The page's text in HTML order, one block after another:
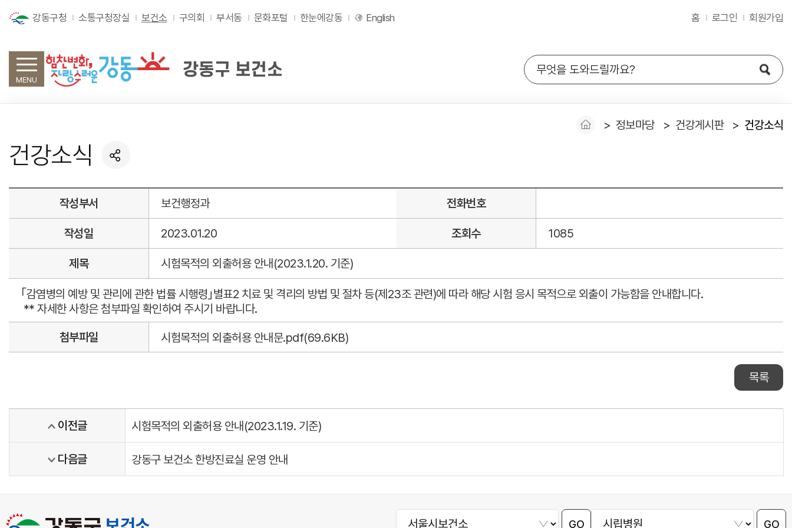
강동구청 소통구청장실 보건소 구의회 부서동 문화포털 한눈에강동 English 홈 로그인 회원가입
MENU
정보마당 건강게시판 건강소식
건강소식
작성부서 보건행정과 전화번호
작성일 2023.01.20 조회수 1085
제목 시험목적의 외출허용 안내(2023.1.20. 기준)
｢감염병의 예방 및 관리에 관한 법률 시행령｣별표2 치료 및 격리의 방법 및 절차 등(제23조 관련)에 따라 해당 시험 응시 목적으로 외출이 가능함을 안내합니다.
** 자세한 사항은 첨부파일 확인하여 주시기 바랍니다.
첨부파일
시험목적의 외출허용 안내문.pdf(69.6KB)
목록
이전글 시험목적의 외출허용 안내(2023.1.19. 기준)
다음글 강동구 보건소 한방진료실 운영 안내
GO GO